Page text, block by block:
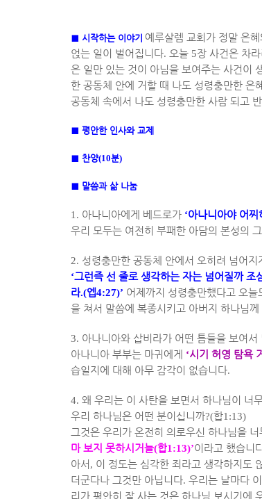
■ 시작하는 이야기 예루살렘 교회가 정말 은
얹는 일이 벌어집니다. 오늘 5장 사건은 차
은 일만 있는 것이 아님을 보여주는 사건이
한 공동체 안에 거할 때 나도 성령충만한 은
공동체 속에서 나도 성령충만한 사람 되고
■ 평안한 인사와 교제
■ 찬양(10분)
■ 말씀과 삶 나눔
1. 아나니아에게 베드로가 ‘아나니아야 어찌
우리 모두는 여전히 부패한 아담의 본성의
2. 성령충만한 공동체 안에서 오히려 넘어
‘그런즉 선 줄로 생각하는 자는 넘어질까 조
라.(엡4:27)’ 어제까지 성령충만했다고 오
을 쳐서 말씀에 복종시키고 아버지 하나님
3. 아나니아와 삽비라가 어떤 틈들을 보여서
아나니아 부부는 마귀에게 ‘시기 허영 탐욕
습일지에 대해 아무 감각이 없습니다.
4. 왜 우리는 이 사탄을 보면서 하나님이 너
우리 하나님은 어떤 분이십니까?(합1:13)
그것은 우리가 온전히 의로우신 하나님을
마 보지 못하시거늘(합1:13)’이라고 했습니
아서 , 이 정도는 심각한 죄라고 생각하지도
더군다나 그것만 아닙니다. 우리는 날마다
리가 평안히 잘 사는 것은 하나님 보시기에